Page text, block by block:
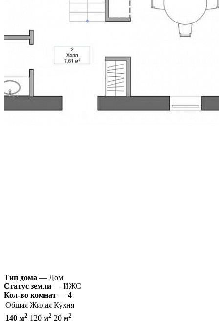
Тип дома — Дом
Статус земли — ИЖС
Кол-во комнат — 4
Общая Жилая Кухня
140 м2 120 м2 20 м2